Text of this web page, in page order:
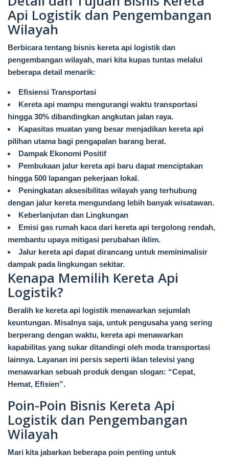
Api Logistik dan Pengembangan
Wilayah
Berbicara tentang bisnis kereta api logistik dan
pengembangan wilayah, mari kita kupas tuntas melalui
beberapa detail menarik:
Efisiensi Transportasi
Kereta api mampu mengurangi waktu transportasi
hingga 30% dibandingkan angkutan jalan raya.
Kapasitas muatan yang besar menjadikan kereta api
pilihan utama bagi pengapalan barang berat.
Dampak Ekonomi Positif
Pembukaan jalur kereta api baru dapat menciptakan
hingga 500 lapangan pekerjaan lokal.
Peningkatan aksesibilitas wilayah yang terhubung
dengan jalur kereta mengundang lebih banyak wisatawan.
Keberlanjutan dan Lingkungan
Emisi gas rumah kaca dari kereta api tergolong rendah,
membantu upaya mitigasi perubahan iklim.
Jalur kereta api dapat dirancang untuk meminimalisir
dampak pada lingkungan sekitar.
Kenapa Memilih Kereta Api
Logistik?
Beralih ke kereta api logistik menawarkan sejumlah
keuntungan. Misalnya saja, untuk pengusaha yang sering
berperang dengan waktu, kereta api menawarkan
kapabilitas yang sukar ditandingi oleh moda transportasi
lainnya. Layanan ini persis seperti iklan televisi yang
menawarkan sebuah produk dengan slogan: “Cepat,
Hemat, Efisien”.
Poin-Poin Bisnis Kereta Api
Logistik dan Pengembangan
Wilayah
Mari kita jabarkan beberapa poin penting untuk